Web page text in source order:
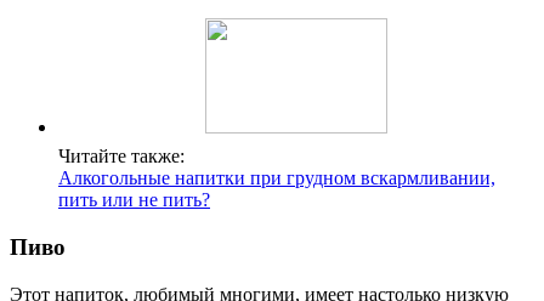
Читайте также:
Алкогольные напитки при грудном вскармливании,
пить или не пить?
Пиво
Этот напиток, любимый многими, имеет настолько низкую